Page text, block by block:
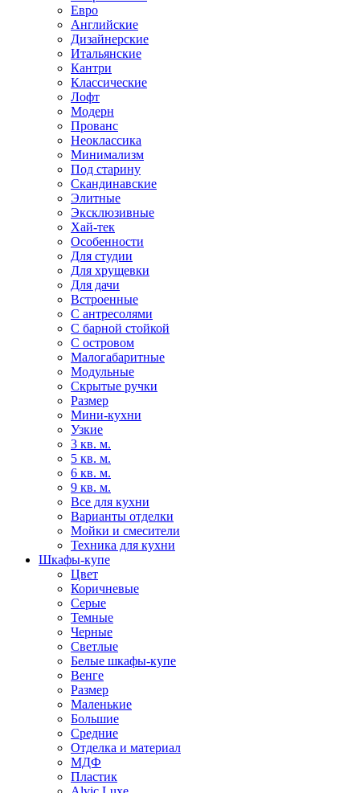
Евро
Английские
Дизайнерские
Итальянские
Кантри
Классические
Лофт
Модерн
Прованс
Неоклассика
Минимализм
Под старину
Скандинавские
Элитные
Эксклюзивные
Хай-тек
Особенности
Для студии
Для хрущевки
Для дачи
Встроенные
С антресолями
С барной стойкой
С островом
Малогабаритные
Модульные
Скрытые ручки
Размер
Мини-кухни
Узкие
3 кв. м.
5 кв. м.
6 кв. м.
9 кв. м.
Все для кухни
Варианты отделки
Мойки и смесители
Техника для кухни
Шкафы-купе
Цвет
Коричневые
Серые
Темные
Черные
Светлые
Белые шкафы-купе
Венге
Размер
Маленькие
Большие
Средние
Отделка и материал
МДФ
Пластик